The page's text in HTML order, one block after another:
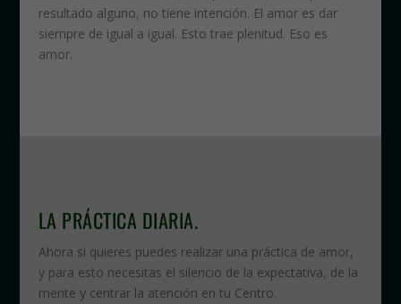
resultado alguno, no tiene intención. El amor es dar
siempre de igual a igual. Esto trae plenitud. Eso es
amor.
LA PRÁCTICA DIARIA.
Ahora si quieres puedes realizar una práctica de amor,
y para esto necesitas el silencio de la expectativa, de la
mente y centrar la atención en tu Centro.